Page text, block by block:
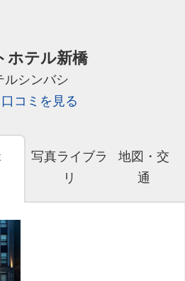
ホテル新橋
ルシンバシ
口コミを見る
写真ライブラ
リ
地図・交
通